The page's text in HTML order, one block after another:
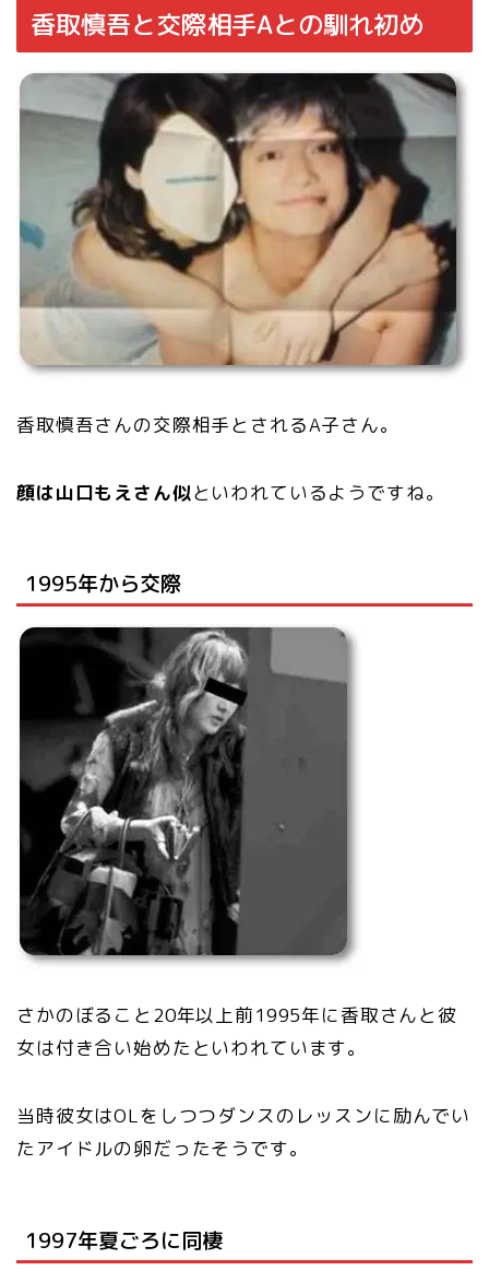
香取慎吾と交際相手Aとの馴れ初め
香取慎吾さんの交際相手とされるA子さん。
顔は山口もえさん似といわれているようですね。
1995年から交際
さかのぼること20年以上前1995年に香取さんと彼
女は付き合い始めたといわれています。
当時彼女はOLをしつつダンスのレッスンに励んでい
たアイドルの卵だったそうです。
1997年夏ごろに同棲